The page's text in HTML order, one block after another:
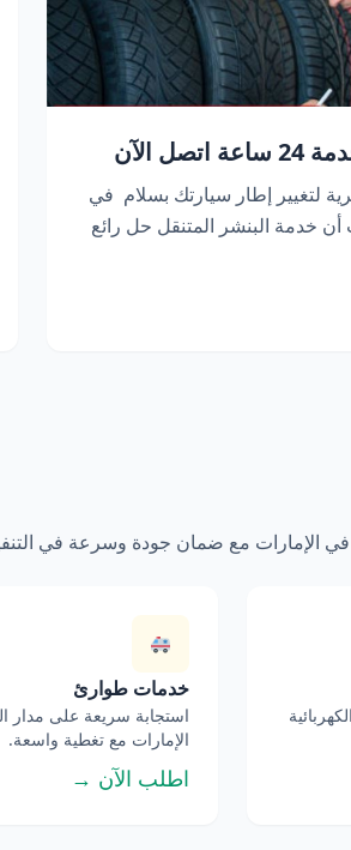
الآن
لتغيير إطار سيارتك بسلام في
خدمة البنشر المتنقل حل رائع
في الإمارات مع ضمان جودة وسرعة في
خدمات طوارئ
استجابة سريعة على مدار
الإمارات مع تغطية واسعة.
اطلب الآن →